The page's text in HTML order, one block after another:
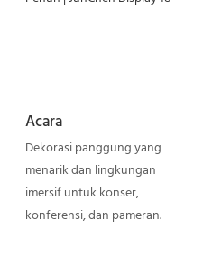
Acara
Dekorasi panggung yang
menarik dan lingkungan
imersif untuk konser,
konferensi, dan pameran.